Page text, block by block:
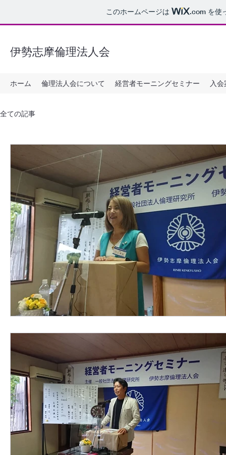
このホームページは .comを使
伊勢志摩倫理法人会
ホーム 倫理法人会について 経営者モーニングセミナー 入
全ての記事